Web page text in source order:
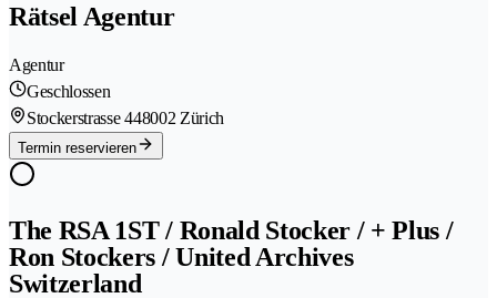
Rätsel Agentur
Agentur
Geschlossen
Stockerstrasse 448002 Zürich
Termin reservieren
The RSA 1ST / Ronald Stocker / + Plus /
Ron Stockers / United Archives
Switzerland